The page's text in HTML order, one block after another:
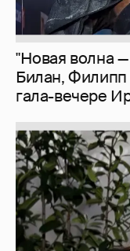
"Новая волна
Билан, Филипп
гала-вечере